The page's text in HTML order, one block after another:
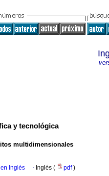
y tecnológica
multidimensionales
Inglés · Inglés ( pdf)